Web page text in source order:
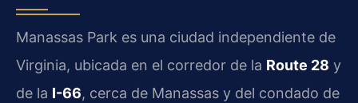
Manassas Park es una ciudad independiente de
Virginia, ubicada en el corredor de la Route 28 y
de la I-66, cerca de Manassas y del condado de